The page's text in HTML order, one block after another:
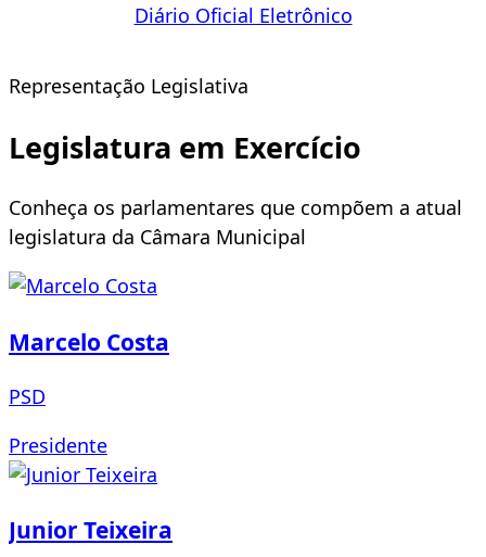
Diário Oficial Eletrônico
Representação Legislativa
Legislatura em Exercício
Conheça os parlamentares que compõem a atual
legislatura da Câmara Municipal
Marcelo Costa
PSD
Presidente
Junior Teixeira